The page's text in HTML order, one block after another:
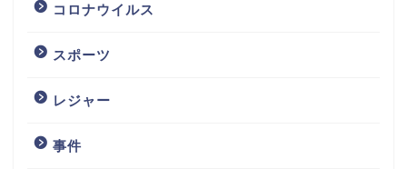
コロナウイルス
スポーツ
レジャー
事件